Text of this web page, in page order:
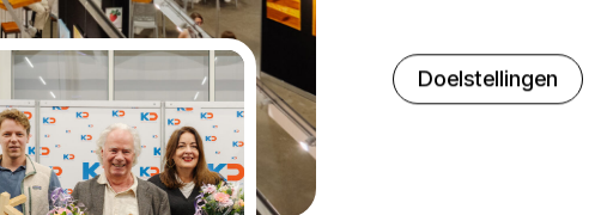
Doelstellingen